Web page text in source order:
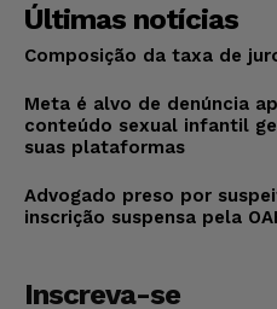
Últimas notícias
Composição da taxa de
Meta é alvo de denúncia
conteúdo sexual infantil
suas plataformas
Advogado preso por
inscrição suspensa pela
Inscreva-se